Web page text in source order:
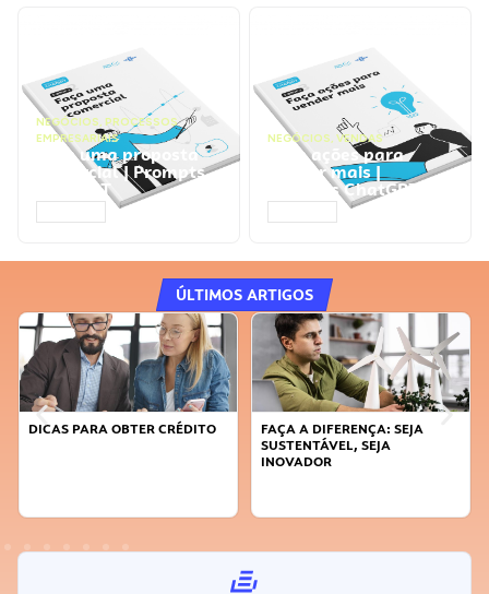
NEGÓCIOS, PROCESSOS
EMPRESARIAIS
Faça uma proposta
comercial | Prompts
ChatGPT
NEGÓCIOS, VENDAS
Faça ações para
vender mais |
Prompts ChatGPT
ÚLTIMOS ARTIGOS
DICAS PARA OBTER CRÉDITO
FAÇA A DIFERENÇA: SEJA
SUSTENTÁVEL, SEJA
INOVADOR